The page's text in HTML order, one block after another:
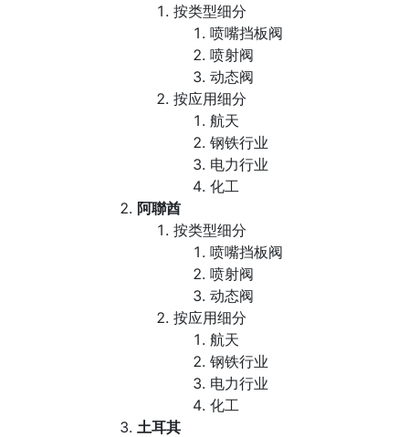
按类型细分
喷嘴挡板阀
喷射阀
动态阀
按应用细分
航天
钢铁行业
电力行业
化工
阿聯酋
按类型细分
喷嘴挡板阀
喷射阀
动态阀
按应用细分
航天
钢铁行业
电力行业
化工
土耳其